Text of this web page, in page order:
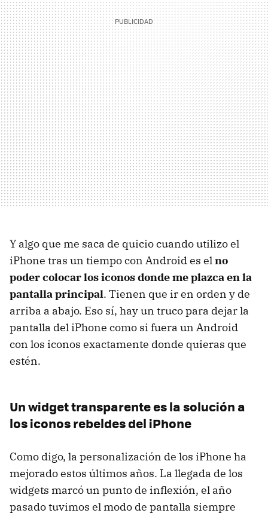
Y algo que me saca de quicio cuando utilizo el
iPhone tras un tiempo con Android es elno
poder colocar los iconos donde me plazca en la
pantalla principal. Tienen que ir en orden y de
arriba a abajo. Eso sí, hay un truco para dejar la
pantalla del iPhone como si fuera un Android
con los iconos exactamente donde quieras que
estén.
Un widget transparente es la solución a
los iconos rebeldes del iPhone
Como digo, la personalización de los iPhone ha
mejorado estos últimos años. La llegada de los
widgets marcó un punto de inflexión, el año
pasado tuvimos el modo de pantalla siempre